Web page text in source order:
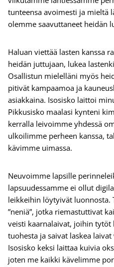
tunteensa avoimesti ja mieltä
olemme saavuttaneet heidän
Haluan viettää lasten kanssa
heidän juttujaan, lukea
Osallistun mielelläni myös
pitivät kampaamoa ja
asiakkaina. Isosisko laittoi
Pikkusisko maalasi kynteni
kerralla leivoimme yhdessä
ulkoilimme perheen kanssa,
kävimme uimassa.
Neuvoimme lapsille
lapsuudessamme ei ollut
leikkeihin löytyivät luonnosta.
”neniä”, jotka riemastuttivat
veisti kaarnalaivat, joihin
tuohesta ja saivat laskea
Isosisko keksi laittaa kuivia
joten me kaikki kävelimme